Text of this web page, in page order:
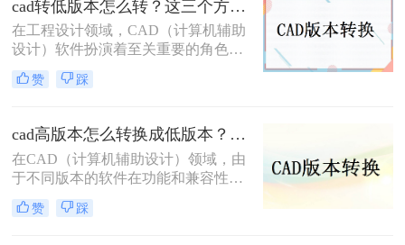
三种将CAD文件版本转换为低版本的
方法。
cad转低版本怎么转？这三个方法都可以转换版本！
在工程设计领域，CAD（计算机辅助
设计）软件扮演着至关重要的角色。
然而，由于不同版本的CAD软件之间
存在兼容性问题，有时我们需要将高
在旧版本的软件中打开和编辑。那么
CAD转低版本怎么转呢？本文将为您
介绍几种将CAD文件转换为低版本的
方法，帮助您解决兼容性问题。
赞 踩
cad高版本怎么转换成低版本？为你带来3个好用的方法！
在CAD（计算机辅助设计）领域，由
于不同版本的软件在功能和兼容性上
存在差异，有时我们需要将高版本的
CAD文件转换为低版本，以便在旧版
赞 踩